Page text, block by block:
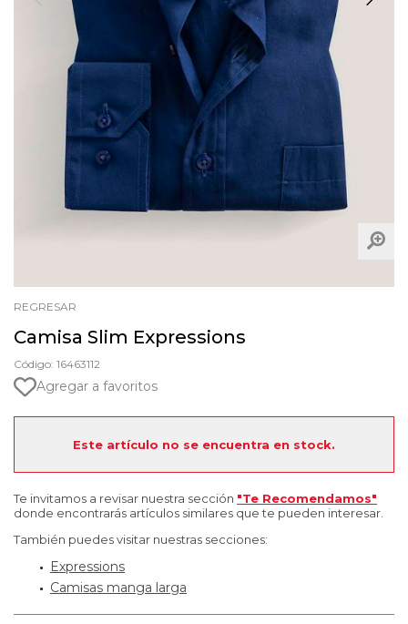
REGRESAR
Camisa Slim Expressions
Código: 16463112
Agregar a favoritos
Este artículo no se encuentra en stock.
Te invitamos a revisar nuestra sección "Te Recomendamos"
donde encontrarás artículos similares que te pueden interesar.
También puedes visitar nuestras secciones:
Expressions
Camisas manga larga